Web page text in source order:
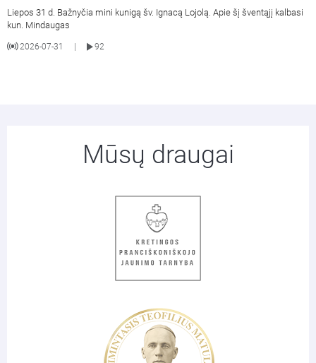
Liepos 31 d. Bažnyčia mini kunigą šv. Ignacą Lojolą. Apie šį šventąjį kalbasi
kun. Mindaugas
2026-07-31 92
Mūsų draugai